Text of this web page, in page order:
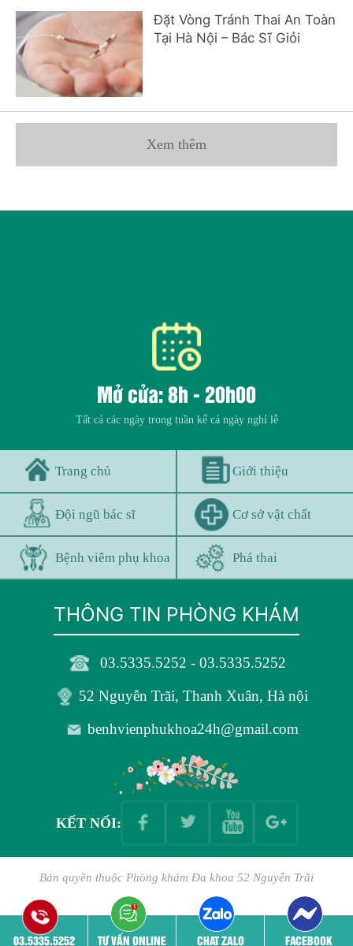
Đặt Vòng Tránh Thai An Toàn
Tại Hà Nội – Bác Sĩ Giỏi
Xem thêm
Mở cửa: 8h - 20h00
Tất cả các ngày trong tuần kể cả ngày nghỉ lễ
Trang chủ Giới thiệu
Đội ngũ bác sĩ Cơ sở vật chất
Bệnh viêm phụ khoa Phá thai
THÔNG TIN PHÒNG KHÁM
03.5335.5252 - 03.5335.5252
52 Nguyễn Trãi, Thanh Xuân, Hà nội
benhvienphukhoa24h@gmail.com
KẾT NỐI:
Bản quyền thuộc Phòng khám Đa khoa 52 Nguyễn Trãi
03.5335.5252 TƯ VẤN ONLINE CHAT ZALO FACEBOOK